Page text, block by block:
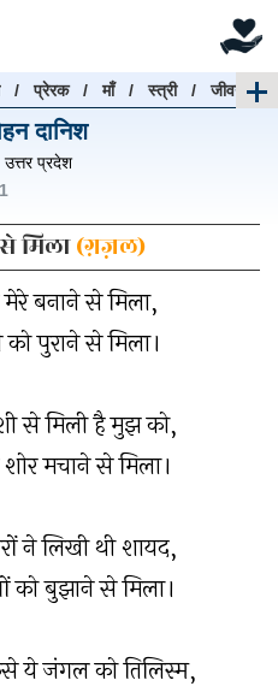
/प्रेरक/माँ/स्त्री/जीवन
दानिश
उत्तर प्रदेश
मिला(ग़ज़ल)
बनाने से मिला,
पुराने से मिला।
से मिली है मुझ को,
मचाने से मिला।
ने लिखी थी शायद,
को बुझाने से मिला।
ये जंगल को तिलिस्म,
में हिन्दी में लिखें और
खोजें